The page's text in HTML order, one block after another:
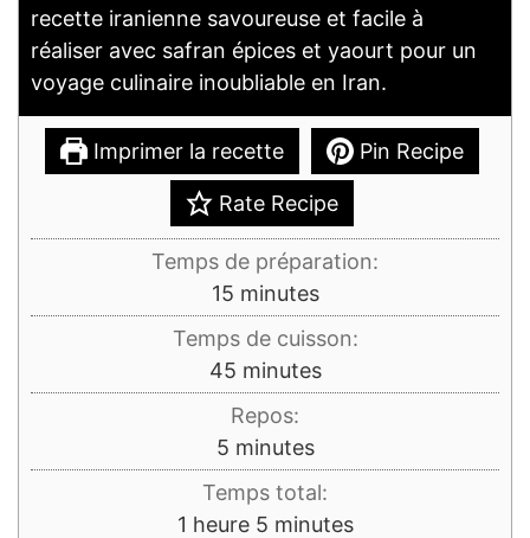
recette iranienne savoureuse et facile à
réaliser avec safran épices et yaourt pour un
voyage culinaire inoubliable en Iran.
Imprimer la recette Pin Recipe
Rate Recipe
Temps de préparation:
15minutes
minutes
Temps de cuisson:
45minutes
minutes
Repos:
5minutes
minutes
Temps total:
1 heure
heure 5minutes
minutes